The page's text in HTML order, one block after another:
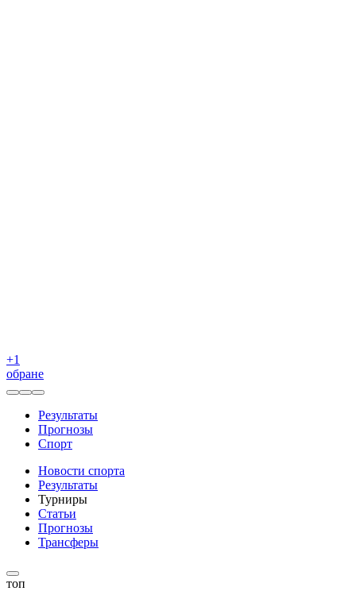
+1
обране
Результаты
Прогнозы
Спорт
Новости спорта
Результаты
Турниры
Статьи
Прогнозы
Трансферы
топ